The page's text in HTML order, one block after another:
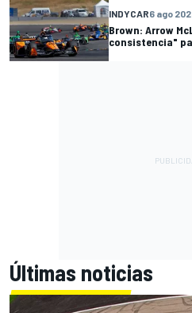
INDYCAR6 ago
Brown: Arrow
consistencia"
Últimas noticias